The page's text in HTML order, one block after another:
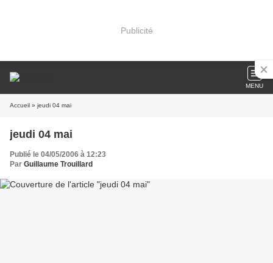
Publicité
MENU
Accueil » jeudi 04 mai
jeudi 04 mai
Publié le 04/05/2006 à 12:23
Par Guillaume Trouillard